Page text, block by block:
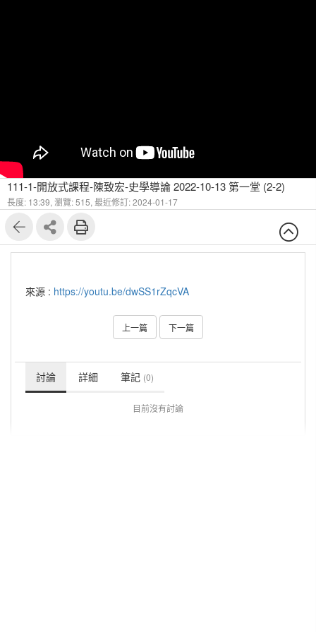
111-1-開放式課程-陳致宏-史學導論 2022-10-13 第一堂 (2-2)
長度: 13:39, 瀏覽: 515, 最近修訂: 2024-01-17
來源 : https://youtu.be/dwSS1rZqcVA
上一篇 下一篇
討論 詳細 筆記 (0)
目前沒有討論